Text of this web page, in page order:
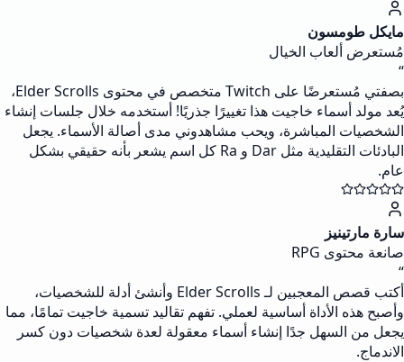
مايكل طومسون
مُستعرض ألعاب الخيال
“
بصفتي مُستعرضًا على Twitch متخصص في محتوى Elder Scrolls،
يُعد مولد أسماء خاجيت هذا تغييرًا جذريًا! أستخدمه خلال جلسات إنشاء
الشخصيات المباشرة، ويحب مشاهدوني مدى أصالة الأسماء. يجعل
البادئات التقليدية مثل Dar و Ra كل اسم يشعر بأنه حقيقي بشكل
عام.
سارة مارتينيز
صانعة محتوى RPG
“
أكتب قصص المعجبين لـ Elder Scrolls وأنشئ أدلة للشخصيات،
وأصبح هذه الأداة أساسية لعملي. تفهم تقاليد تسمية خاجيت تمامًا، مما
يجعل من السهل جدًا إنشاء أسماء معقولة لعدة شخصيات دون كسر
الاندماج.